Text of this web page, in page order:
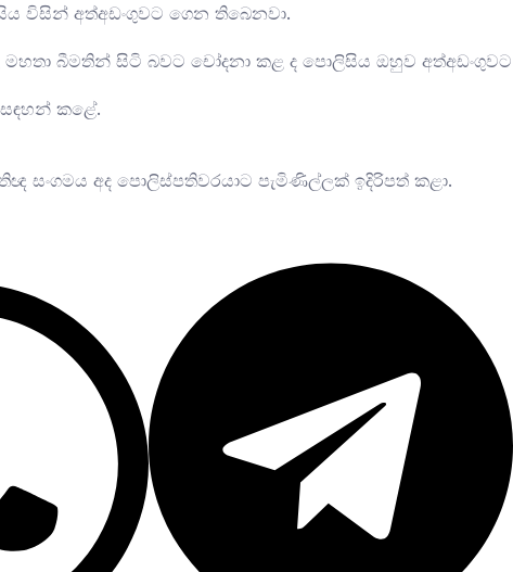
විසින් අත්අඩංගුවට ගෙන තිබෙනවා.
බීමතින් සිටි බවට චෝදනා කළ ද පොලිසිය ඔහුව අත්අඩංගුවට
කළේ.
අද පොලිස්පතිවරයාට පැමිණිල්ලක් ඉදිරිපත් කළා.